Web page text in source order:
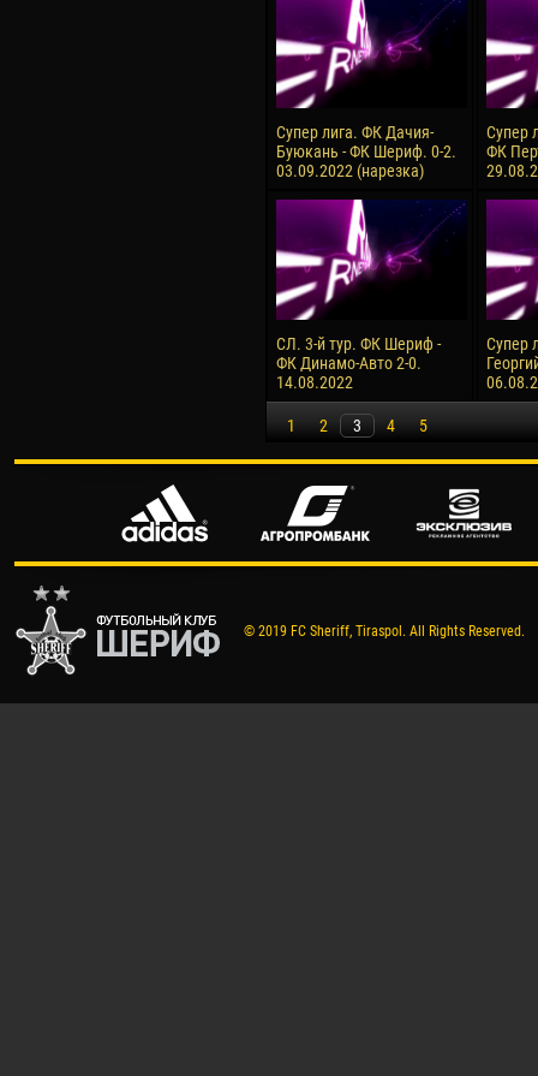
Супер лига. ФК Дачия-
Буюкань - ФК Шериф. 0-2.
03.09.2022 (нарезка)
Супер
ФК
СЛ. 3-й тур. ФК Шериф -
ФК Динамо-Авто 2-0.
14.08.2022
Супер
1 2 3 4 5
© 2019 FC Sheriff, Tiraspol. All Rights Reserved.